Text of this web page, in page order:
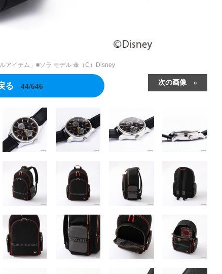
アイテム」■ソラ モデル 傘（C）Disney
次の画像
る 44/646